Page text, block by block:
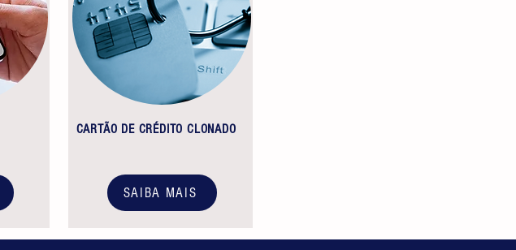
CARTÃO DE CRÉDITO CLONADO
SAIBA MAIS